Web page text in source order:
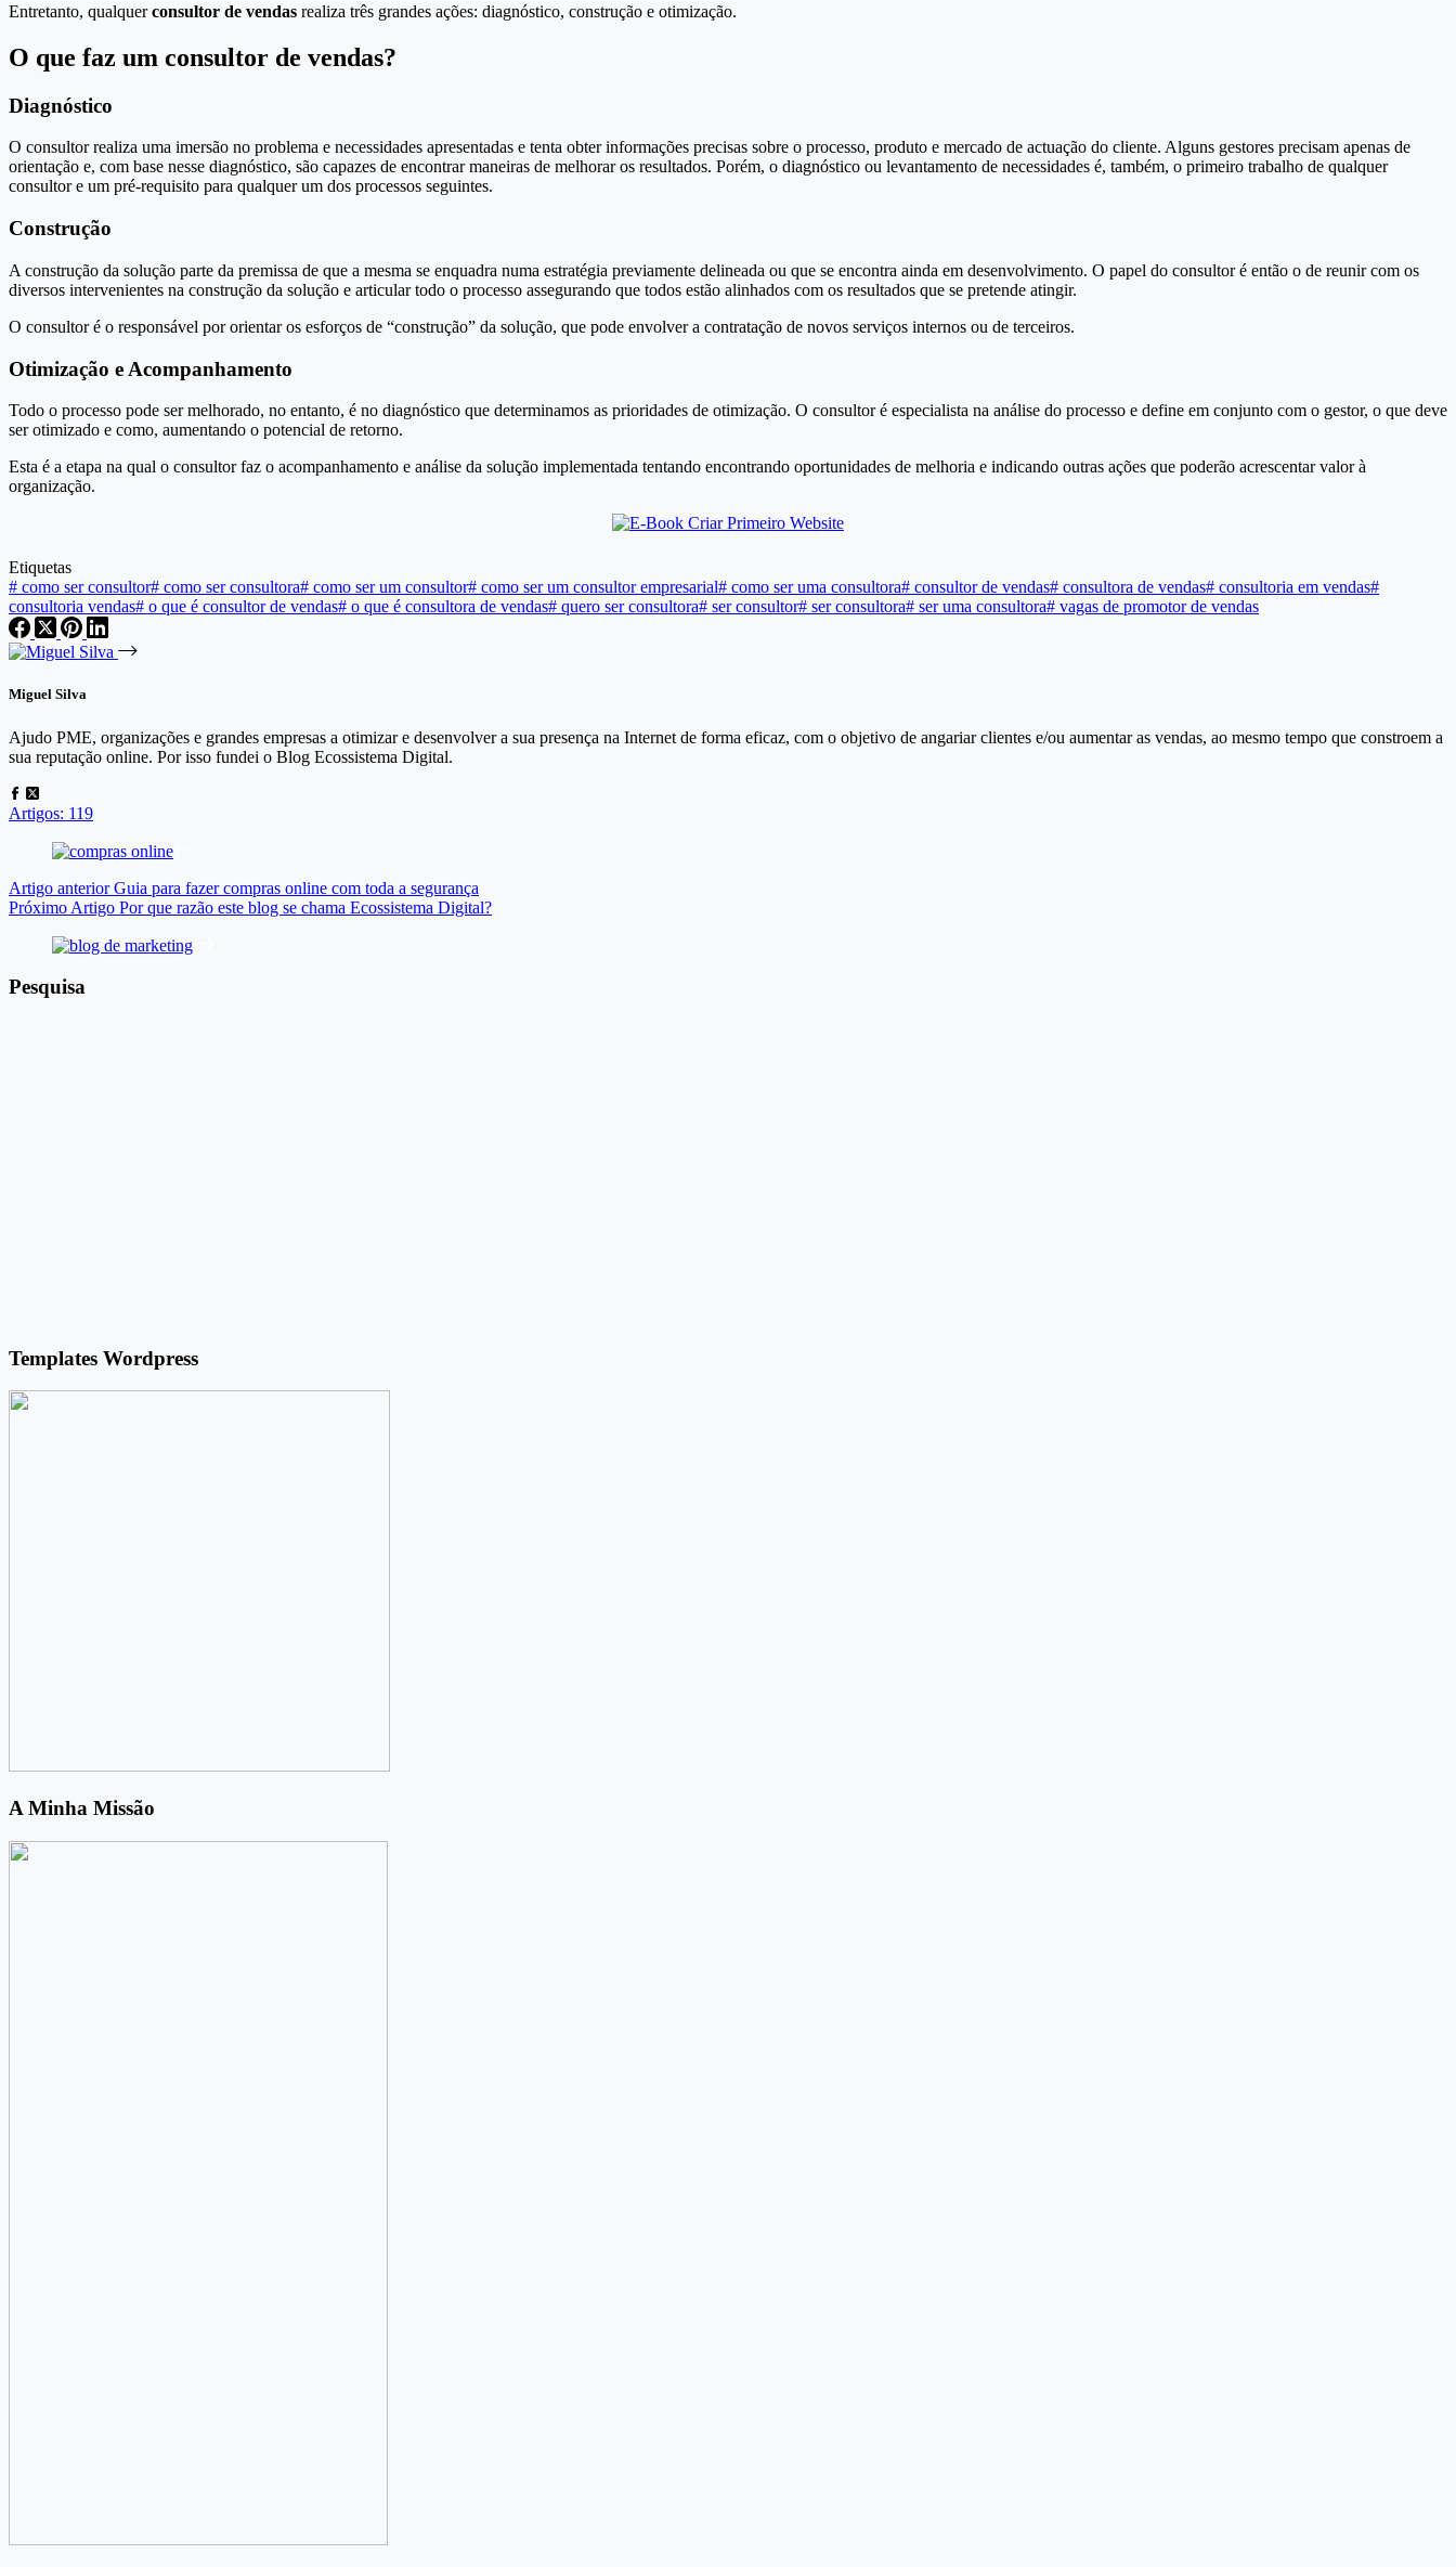
Entretanto, qualquerconsultor de vendas realiza três grandes ações: diagnóstico, construção e otimização.
O que faz um consultor de vendas?
Diagnóstico
O consultor realiza uma imersão no problema e necessidades apresentadas e tenta obter informações precisas sobre o processo, produto e mercado de actuação do cliente. Alguns gestores precisam apenas de
orientação e, com base nesse diagnóstico, são capazes de encontrar maneiras de melhorar os resultados. Porém, o diagnóstico ou levantamento de necessidades é, também, o primeiro trabalho de qualquer
consultor e um pré-requisito para qualquer um dos processos seguintes.
Construção
A construção da solução parte da premissa de que a mesma se enquadra numa estratégia previamente delineada ou que se encontra ainda em desenvolvimento. O papel do consultor é então o de reunir com os
diversos intervenientes na construção da solução e articular todo o processo assegurando que todos estão alinhados com os resultados que se pretende atingir.
O consultor é o responsável por orientar os esforços de “construção” da solução, que pode envolver a contratação de novos serviços internos ou de terceiros.
Otimização e Acompanhamento
Todo o processo pode ser melhorado, no entanto, é no diagnóstico que determinamos as prioridades de otimização. O consultor é especialista na análise do processo e define em conjunto com o gestor, o que deve
ser otimizado e como, aumentando o potencial de retorno.
Esta é a etapa na qual o consultor faz o acompanhamento e análise da solução implementada tentando encontrando oportunidades de melhoria e indicando outras ações que poderão acrescentar valor à
organização.
Etiquetas
# como ser consultor# como ser consultora# como ser um consultor# como ser um consultor empresarial# como ser uma consultora# consultor de vendas# consultora de vendas# consultoria em vendas#
consultoria vendas# o que é consultor de vendas# o que é consultora de vendas# quero ser consultora# ser consultor# ser consultora# ser uma consultora# vagas de promotor de vendas
Miguel Silva
Ajudo PME, organizações e grandes empresas a otimizar e desenvolver a sua presença na Internet de forma eficaz, com o objetivo de angariar clientes e/ou aumentar as vendas, ao mesmo tempo que constroem a
sua reputação online. Por isso fundei o Blog Ecossistema Digital.
Artigos: 119
Artigo anteriorGuia para fazer compras online com toda a segurança
Próximo Artigo Por que razão este blog se chama Ecossistema Digital?
Pesquisa
Templates Wordpress
A Minha Missão